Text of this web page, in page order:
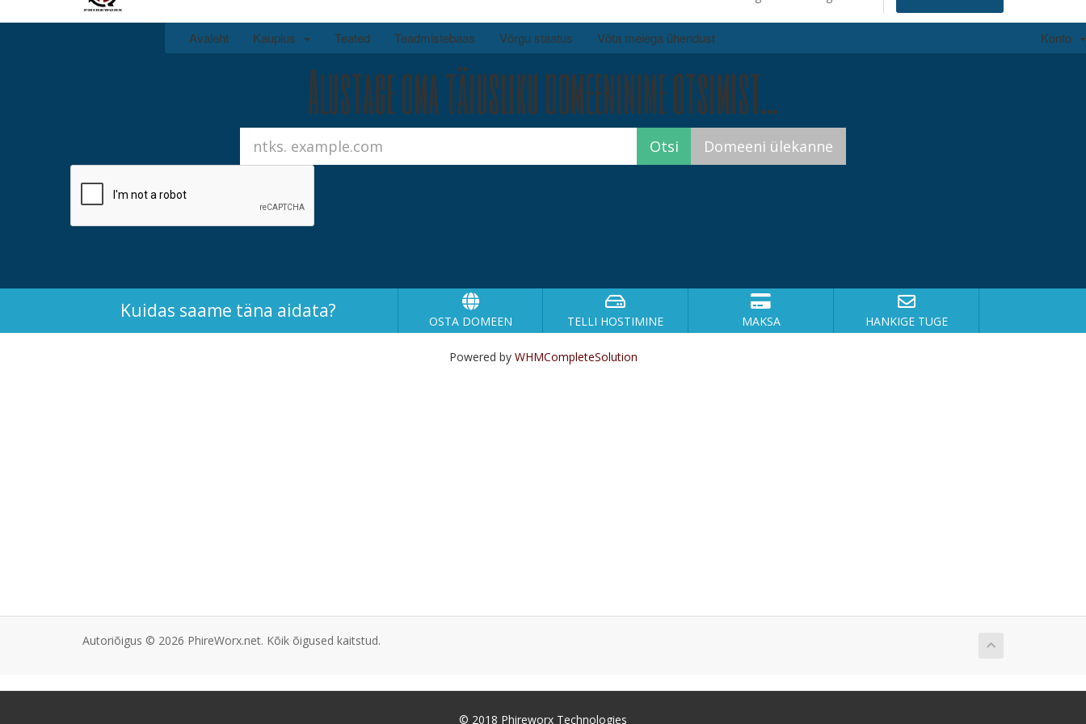
Avaleht Kauplus Teated Teadmistebaas Võrgu staatus Võta meiega ühendust Konto
Alustage oma täiusliku domeeninime otsimist...
Kuidas saame täna aidata? OSTA DOMEEN TELLI HOSTIMINE MAKSA HANKIGE TUGE
Powered by WHMCompleteSolution
Autoriõigus © 2026 PhireWorx.net. Kõik õigused kaitstud.
© 2018 Phireworx Technologies